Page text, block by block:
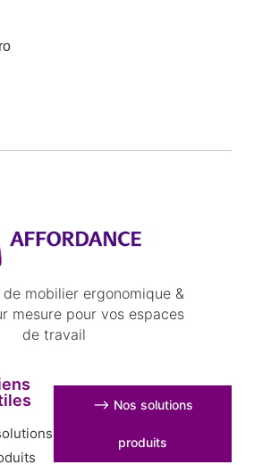
de mobilier ergonomique &
mesure pour vos espaces
de travail
⟶ Nos solutions
produits